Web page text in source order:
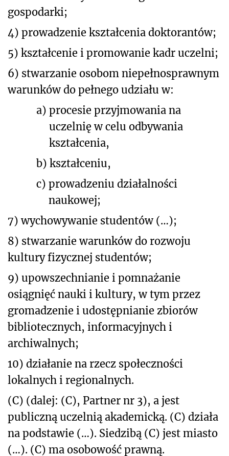
gospodarki;
4) prowadzenie kształcenia doktorantów;
5) kształcenie i promowanie kadr uczelni;
6) stwarzanie osobom niepełnosprawnym
warunków do pełnego udziału w:
a) procesie przyjmowania na
uczelnię w celu odbywania
kształcenia,
b) kształceniu,
c) prowadzeniu działalności
naukowej;
7) wychowywanie studentów (…);
8) stwarzanie warunków do rozwoju
kultury fizycznej studentów;
9) upowszechnianie i pomnażanie
osiągnięć nauki i kultury, w tym przez
gromadzenie i udostępnianie zbiorów
bibliotecznych, informacyjnych i
archiwalnych;
10) działanie na rzecz społeczności
lokalnych i regionalnych.
(C) (dalej: (C), Partner nr 3), a jest
publiczną uczelnią akademicką. (C) działa
na podstawie (…). Siedzibą (C) jest miasto
(…). (C) ma osobowość prawną.